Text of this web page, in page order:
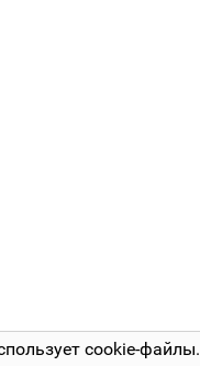
cookie-файлы.